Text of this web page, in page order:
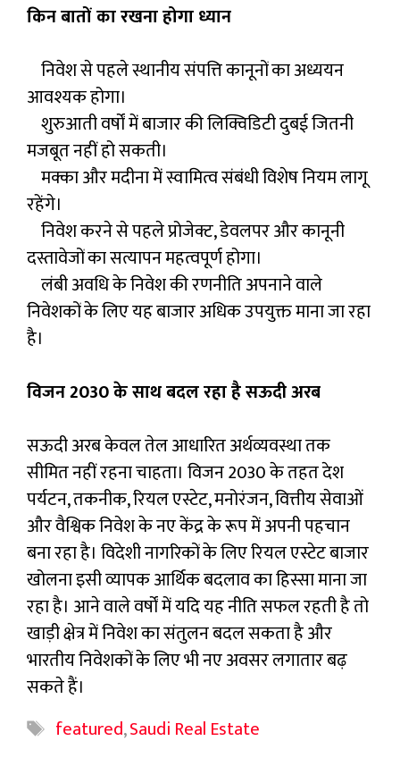
किन बातों का रखना होगा ध्यान
निवेश से पहले स्थानीय संपत्ति कानूनों का अध्ययन
आवश्यक होगा।
शुरुआती वर्षों में बाजार की लिक्विडिटी दुबई जितनी
मजबूत नहीं हो सकती।
मक्का और मदीना में स्वामित्व संबंधी विशेष नियम लागू
रहेंगे।
निवेश करने से पहले प्रोजेक्ट, डेवलपर और कानूनी
दस्तावेजों का सत्यापन महत्वपूर्ण होगा।
लंबी अवधि के निवेश की रणनीति अपनाने वाले
निवेशकों के लिए यह बाजार अधिक उपयुक्त माना जा रहा
है।
विजन 2030 के साथ बदल रहा है सऊदी अरब
सऊदी अरब केवल तेल आधारित अर्थव्यवस्था तक
सीमित नहीं रहना चाहता। विजन 2030 के तहत देश
पर्यटन, तकनीक, रियल एस्टेट, मनोरंजन, वित्तीय सेवाओं
और वैश्विक निवेश के नए केंद्र के रूप में अपनी पहचान
बना रहा है। विदेशी नागरिकों के लिए रियल एस्टेट बाजार
खोलना इसी व्यापक आर्थिक बदलाव का हिस्सा माना जा
रहा है। आने वाले वर्षों में यदि यह नीति सफल रहती है तो
खाड़ी क्षेत्र में निवेश का संतुलन बदल सकता है और
भारतीय निवेशकों के लिए भी नए अवसर लगातार बढ़
सकते हैं।
Tags
featured,Saudi Real Estate